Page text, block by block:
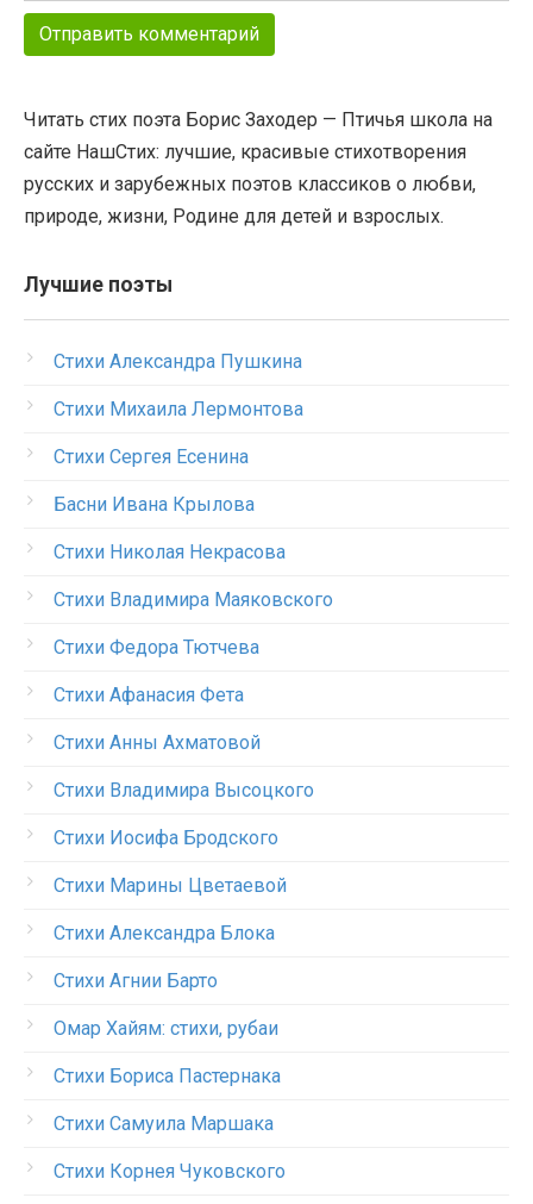
Читать стих поэта Борис Заходер — Птичья школа на
сайте НашСтих: лучшие, красивые стихотворения
русских и зарубежных поэтов классиков о любви,
природе, жизни, Родине для детей и взрослых.
Лучшие поэты
Стихи Александра Пушкина
Стихи Михаила Лермонтова
Стихи Сергея Есенина
Басни Ивана Крылова
Стихи Николая Некрасова
Стихи Владимира Маяковского
Стихи Федора Тютчева
Стихи Афанасия Фета
Стихи Анны Ахматовой
Стихи Владимира Высоцкого
Стихи Иосифа Бродского
Стихи Марины Цветаевой
Стихи Александра Блока
Стихи Агнии Барто
Омар Хайям: стихи, рубаи
Стихи Бориса Пастернака
Стихи Самуила Маршака
Стихи Корнея Чуковского